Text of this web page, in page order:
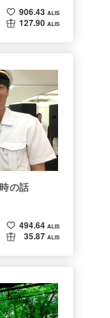
906.43 ALIS
127.90 ALIS
の話
494.64 ALIS
35.87 ALIS